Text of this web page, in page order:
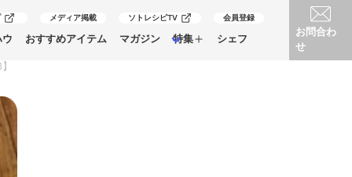
メディア掲載 ソトレシピTV 会員登録
おすすめアイテム マガジン 特集 シェフ
お問合わ
せ